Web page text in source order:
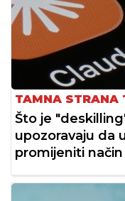
TAMNA STRANA
Što je
upozoravaju da
promijeniti